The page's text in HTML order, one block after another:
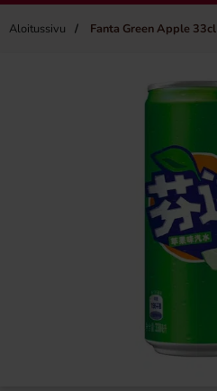
Aloitussivu Fanta Green Apple 33cl
Fazer Viol Tablettipussi 38g